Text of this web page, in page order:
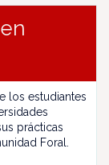
los estudiantes
prácticas
Foral.